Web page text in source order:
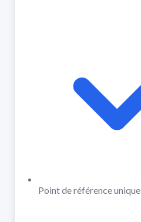
Point de référence unique